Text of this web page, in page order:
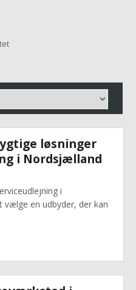
løsninger
i Nordsjælland
i
en udbyder, der kan